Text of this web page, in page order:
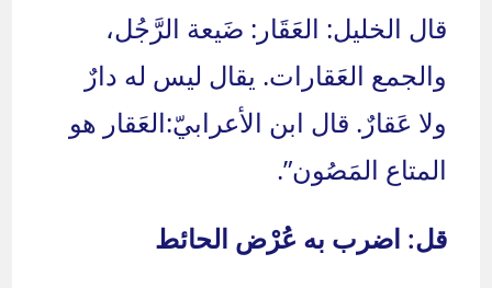
قال الخليل: العَقَار: ضَيعة الرَّجُل،
والجمع العَقارات. يقال ليس له دارٌ
ولا عَقارٌ. قال ابن الأعرابيّ:العَقار هو
المتاع المَصُون”.
قل: اضرب به عُرْض الحائط